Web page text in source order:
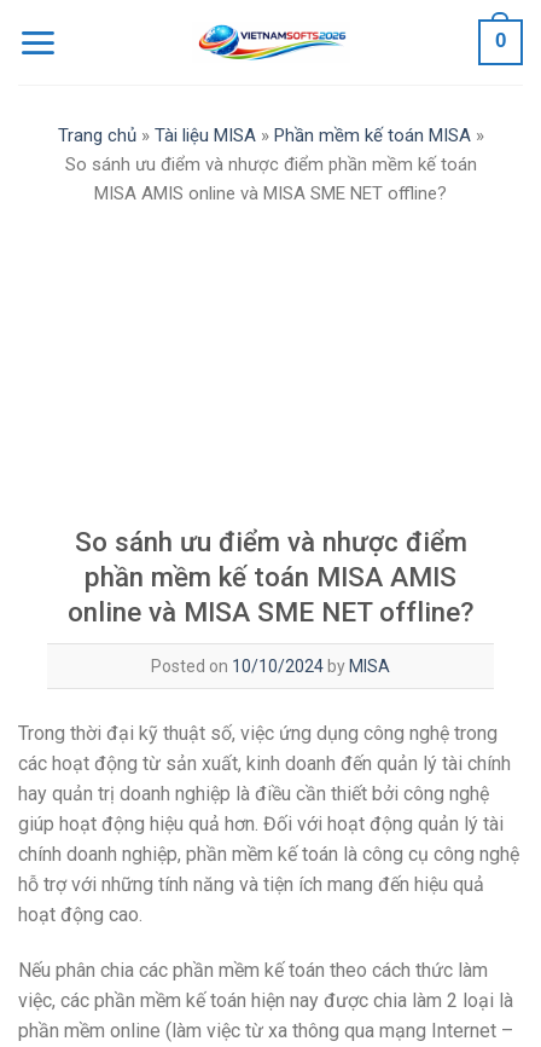
0
Trang chủ» Tài liệu MISA» Phần mềm kế toán MISA»
So sánh ưu điểm và nhược điểm phần mềm kế toán
MISA AMIS online và MISA SME NET offline?
So sánh ưu điểm và nhược điểm
phần mềm kế toán MISA AMIS
online và MISA SME NET offline?
Posted on 10/10/2024 by MISA
Trong thời đại kỹ thuật số, việc ứng dụng công nghệ trong
các hoạt động từ sản xuất, kinh doanh đến quản lý tài chính
hay quản trị doanh nghiệp là điều cần thiết bởi công nghệ
giúp hoạt động hiệu quả hơn. Đối với hoạt động quản lý tài
chính doanh nghiệp, phần mềm kế toán là công cụ công nghệ
hỗ trợ với những tính năng và tiện ích mang đến hiệu quả
hoạt động cao.
Nếu phân chia các phần mềm kế toán theo cách thức làm
việc, các phần mềm kế toán hiện nay được chia làm 2 loại là
phần mềm online (làm việc từ xa thông qua mạng Internet –